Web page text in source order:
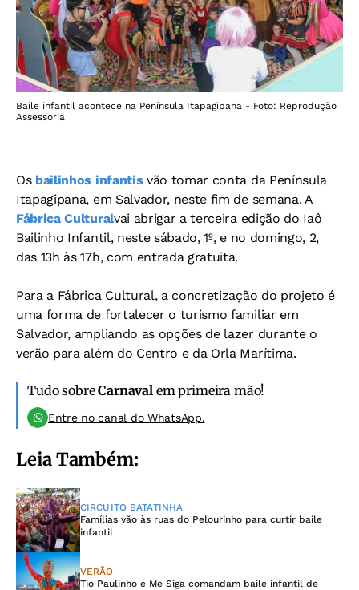
Baile infantil acontece na Península Itapagipana - Foto: Reprodução |
Assessoria
Os bailinhos infantis vão tomar conta da Península
Itapagipana, em Salvador, neste fim de semana. A
Fábrica Culturalvai abrigar a terceira edição do Iaô
Bailinho Infantil, neste sábado, 1º, e no domingo, 2,
das 13h às 17h, com entrada gratuita.
Para a Fábrica Cultural, a concretização do projeto é
uma forma de fortalecer o turismo familiar em
Salvador, ampliando as opções de lazer durante o
verão para além do Centro e da Orla Marítima.
Tudo sobreCarnavalem primeira mão!
Entre no canal do WhatsApp.
Leia Também:
CIRCUITO BATATINHA
Famílias vão às ruas do Pelourinho para curtir baile
infantil
VERÃO
Tio Paulinho e Me Siga comandam baile infantil de